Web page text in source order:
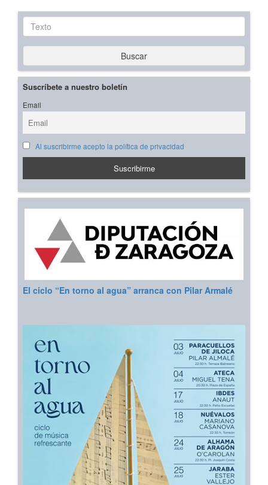
Texto
Buscar
Suscríbete a nuestro boletín
Email
Al suscribirme acepto la política de privacidad
El ciclo “En torno al agua” arranca con Pilar Armalé